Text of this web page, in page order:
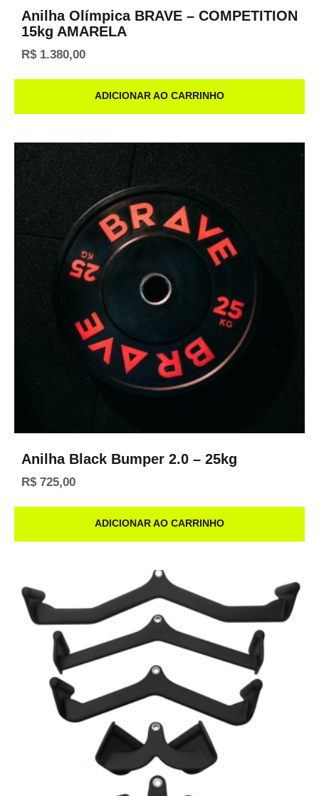
Anilha Olímpica BRAVE – COMPETITION
15kg AMARELA
R$1.380,00
ADICIONAR AO CARRINHO
Anilha Black Bumper 2.0 – 25kg
R$725,00
ADICIONAR AO CARRINHO